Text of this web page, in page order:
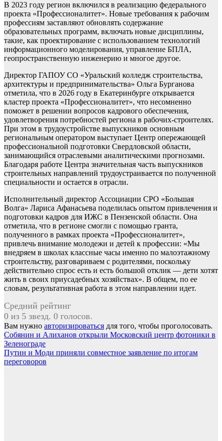
В 2023 году регион включился в реализацию федерального
проекта «Профессионалитет». Новые требования к рабочим
профессиям заставляют обновлять содержание
образовательных программ, включать новые дисциплины,
такие, как проектирование с использованием технологий
информационного моделирования, управление БПЛА,
геопространственную инженерию и многое другое.
Директор ГАПОУ СО «Уральский колледж строительства,
архитектуры и предпринимательства» Ольга Бурганова
отметила, что в 2026 году в Екатеринбурге открывается
кластер проекта «Профессионалитет», что несомненно
поможет в решении вопросов кадрового обеспечения,
удовлетворения потребностей региона в рабочих-строителях.
При этом в трудоустройстве выпускников основным
региональным оператором выступает Центр опережающей
профессиональной подготовки Свердловской области,
занимающийся отраслевыми аналитическими прогнозами.
Благодаря работе Центра значительная часть выпускников
строительных направлений трудоустраивается по полученной
специальности и остается в отрасли.
Исполнительный директор Ассоциации СРО «Большая
Волга» Лариса Афанасьева поделилась опытом привлечения и
подготовки кадров для ИЖС в Пензенской области. Она
отметила, что в регионе смогли с помощью гранта,
полученного в рамках проекта «Профессионалитет»,
привлечь внимание молодежи и детей к профессии: «Мы
внедряем в школах классные часы именно по малоэтажному
строительству, разговариваем с родителями, поскольку
действительно спрос есть и есть большой отклик — дети хотят
жить в своих приусадебных хозяйствах». В общем, по ее
словам, результативная работа в этом направлении идет.
Средний рейтинг
0 из 5 звезд. 0 голосов.
Вам нужно авторизироваться для того, чтобы проголосовать.
Навигация
по
записям
Собянин и Алиханов открыли Московский центр фотоники в
Зеленограде
Путин и Моди приняли совместное заявление по итогам
переговоров